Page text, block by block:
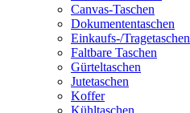
Canvas-Taschen
Dokumententaschen
Einkaufs-/Tragetaschen
Faltbare Taschen
Gürteltaschen
Jutetaschen
Koffer
Kühltaschen